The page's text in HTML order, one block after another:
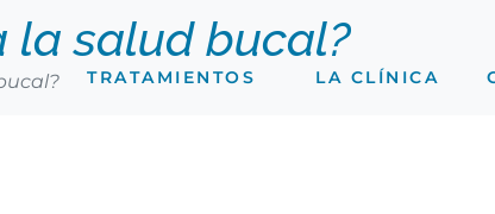
TRATAMIENTOS LA CLÍNICA
la salud bucal?